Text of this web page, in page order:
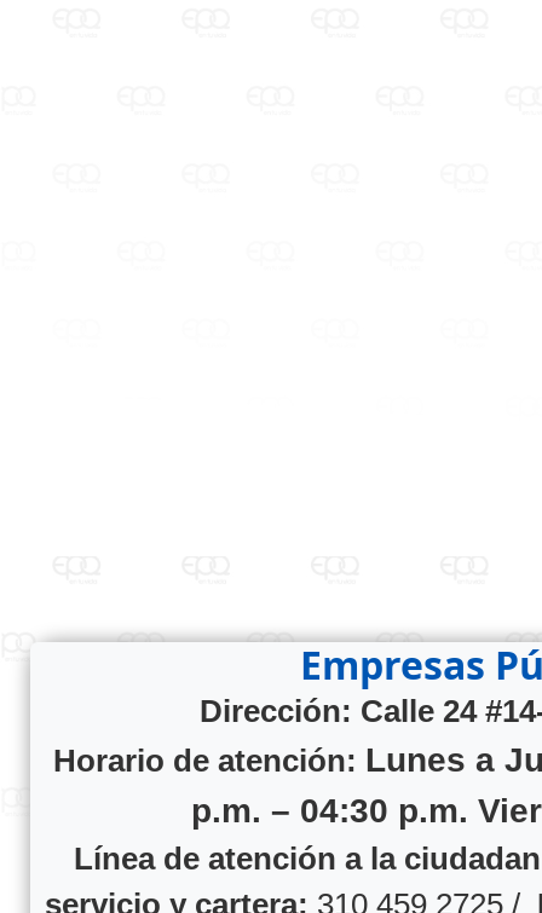
Empresas
Dirección: Calle 24
Horario de atención: Lunes a
p.m. – 04:30 p.m.
Línea de atención a la
servicio y cartera: 310 459 2725 /